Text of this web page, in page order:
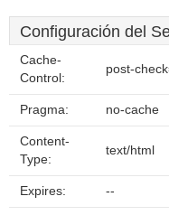
Configuración del
Cache-
Control:
post-
Pragma: no-cache
Content-
Type:
text/html
Expires: --